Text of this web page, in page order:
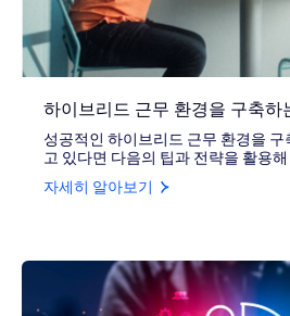
하이브리드 근무 환경을 구축하
성공적인 하이브리드 근무 환경을 구
고 있다면 다음의 팁과 전략을 활용
자세히 알아보기